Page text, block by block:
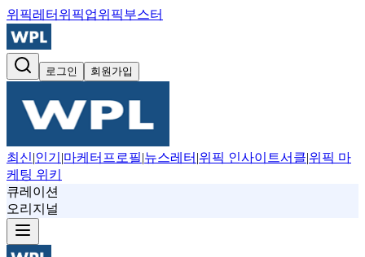
위픽레터 위픽업위픽부스터
로그인 회원가입
최신|인기 |마케터프로필|뉴스레터 |위픽 인사이트서클|위픽 마
케팅 위키
큐레이션
오리지널